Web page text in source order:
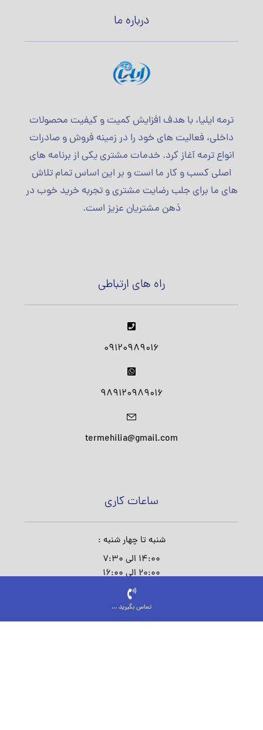
درباره ما
ترمه ایلیا، با هدف افزایش کمیت و کیفیت محصولات
داخلی، فعالیت های خود را در زمینه فروش و صادرات
انواع ترمه آغاز کرد. خدمات مشتری یکی از برنامه های
اصلی کسب و کار ما است و بر این اساس تمام تلاش
های ما برای جلب رضایت مشتری و تجربه خرید خوب در
ذهن مشتریان عزیز است.
راه های ارتباطی
09120989016
989120989016
termehilia@gmail.com
ساعات کاری
شنبه تا چهار شنبه :
14:00 الی 7:30
20:00 الی 16:00
پنج شنبه :
تماس بگیرید ...